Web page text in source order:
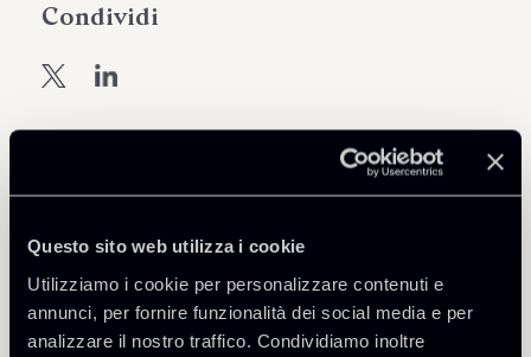
Questo sito web utilizza i cookie
Utilizziamo i cookie per personalizzare contenuti e
annunci, per fornire funzionalità dei social media e per
analizzare il nostro traffico. Condividiamo inoltre
1212-Entrata-in-vigore-della-
convenzione-sull-Apostille-in-
Cina.pdf
575 Kb
Condividi